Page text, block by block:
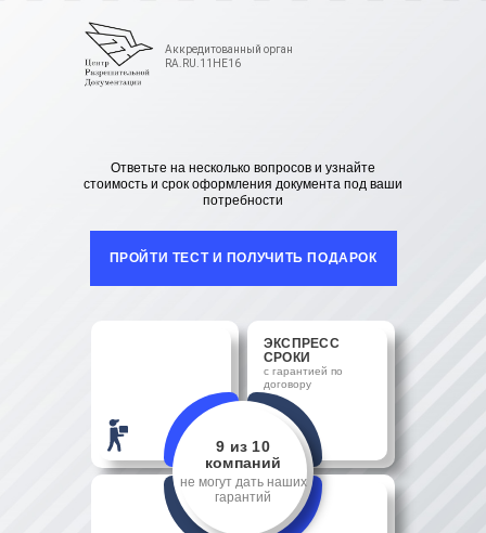
Аккредитованный орган
RA.RU.11НЕ16
Ответьте на несколько вопросов и узнайте
стоимость и срок оформления документа под ваши
потребности
ПРОЙТИ ТЕСТ И ПОЛУЧИТЬ ПОДАРОК
ЭКСПРЕСС
СРОКИ
с гарантией по
договору
9 из 10
компаний
не могут дать наших
гарантий